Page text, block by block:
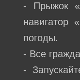
- Прыжок
навигатор
погоды.
- Все
-